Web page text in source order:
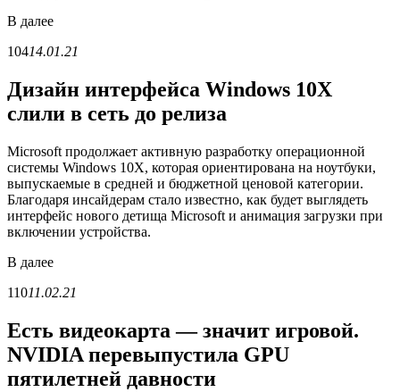
В далее
10414.01.21
Дизайн интерфейса Windows 10X
слили в сеть до релиза
Microsoft продолжает активную разработку операционной
системы Windows 10X, которая ориентирована на ноутбуки,
выпускаемые в средней и бюджетной ценовой категории.
Благодаря инсайдерам стало известно, как будет выглядеть
интерфейс нового детища Microsoft и анимация загрузки при
включении устройства.
В далее
11011.02.21
Есть видеокарта — значит игровой.
NVIDIA перевыпустила GPU
пятилетней давности